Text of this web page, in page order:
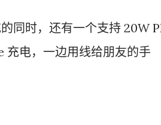
同时，还有一个支持 20W
充电，一边用线给朋友的手